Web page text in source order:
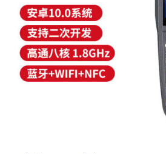
打印耗材
日用百货
休闲娱乐